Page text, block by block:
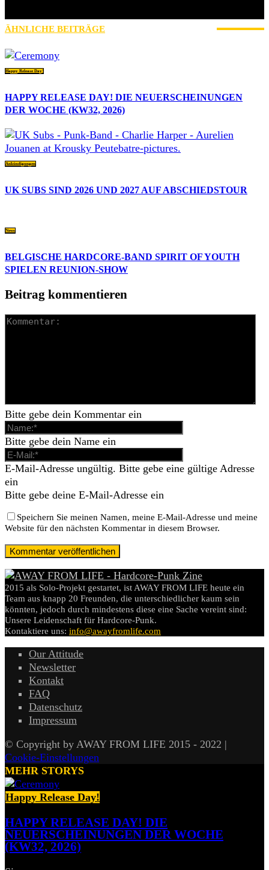
ÄHNLICHE BEITRÄGE
Happy Release Day!
HAPPY RELEASE DAY! DIE NEUERSCHEINUNGEN
DER WOCHE (KW32, 2026)
Ankündigungen
UK SUBS SIND 2026 UND 2027 AUF ABSCHIEDSTOUR
News
BELGISCHE HARDCORE-BAND SPIRIT OF YOUTH
SPIELEN REUNION-SHOW
Beitrag kommentieren
Bitte gebe dein Kommentar ein
Bitte gebe dein Name ein
E-Mail-Adresse ungültig. Bitte gebe eine gültige Adresse
ein
Bitte gebe deine E-Mail-Adresse ein
Speichern Sie meinen Namen, meine E-Mail-Adresse und meine
Website für den nächsten Kommentar in diesem Browser.
2015 als Solo-Projekt gestartet, ist AWAY FROM LIFE heute ein
Team aus knapp 20 Freunden, die unterschiedlicher kaum sein
könnten, jedoch durch mindestens diese eine Sache vereint sind:
Unsere Leidenschaft für Hardcore-Punk.
Kontaktiere uns: info@awayfromlife.com
Our Attitude
Newsletter
Kontakt
FAQ
Datenschutz
Impressum
© Copyright by AWAY FROM LIFE 2015 - 2022 |
Cookie-Einstellungen
MEHR STORYS
Happy Release Day!
HAPPY RELEASE DAY! DIE
NEUERSCHEINUNGEN DER WOCHE
(KW32, 2026)